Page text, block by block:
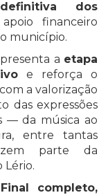
dos
financeiro
município.
a etapa
e reforça o
a valorização
das expressões
— da música ao
entre tantas
parte da
completo,